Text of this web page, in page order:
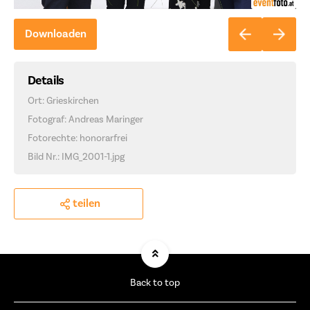
Downloaden
Details
Ort: Grieskirchen
Fotograf: Andreas Maringer
Fotorechte: honorarfrei
Bild Nr.: IMG_2001-1.jpg
teilen
Back to top